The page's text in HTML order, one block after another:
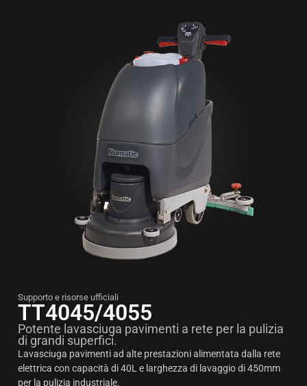
Supporto e risorse ufficiali
TT4045/4055
Potente lavasciuga pavimenti a rete per la pulizia
di grandi superfici.
Lavasciuga pavimenti ad alte prestazioni alimentata dalla rete
elettrica con capacità di 40L e larghezza di lavaggio di 450mm
per la pulizia industriale.